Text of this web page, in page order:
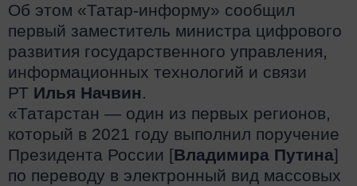
Об этом «Татар-информу» сообщил
первый заместитель министра цифрового
развития государственного управления,
информационных технологий и связи
РТ Илья Начвин.
«Татарстан — один из первых регионов,
который в 2021 году выполнил поручение
Президента России [Владимира Путина]
по переводу в электронный вид массовых